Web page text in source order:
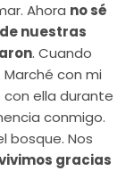
Ahora no sé
nuestras
. Cuando
con mi
ella durante
conmigo.
bosque. Nos
gracias